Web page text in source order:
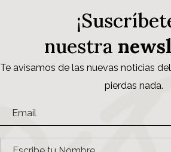
nuestra
Te avisamos de las nuevas noticias
pierdas nada.